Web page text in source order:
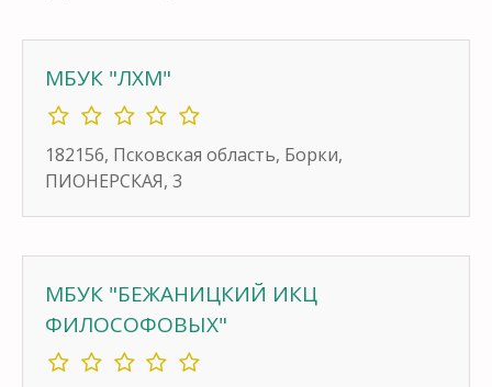
МБУК "ЛХМ"
182156, Псковская область, Борки,
ПИОНЕРСКАЯ, 3
МБУК "БЕЖАНИЦКИЙ ИКЦ
ФИЛОСОФОВЫХ"